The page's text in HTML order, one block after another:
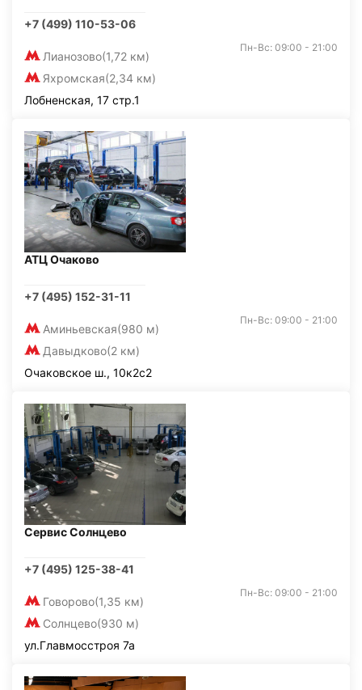
+7 (499) 110-53-06
Лианозово(1,72 км)
Яхромская(2,34 км)
Пн-Вс: 09:00 - 21:00
Лобненская, 17 стр.1
АТЦ Очаково
+7 (495) 152-31-11
Аминьевская(980 м)
Давыдково(2 км)
Пн-Вс: 09:00 - 21:00
Очаковское ш., 10к2с2
Сервис Солнцево
+7 (495) 125-38-41
Говорово(1,35 км)
Солнцево(930 м)
Пн-Вс: 09:00 - 21:00
ул.Главмосстроя 7а